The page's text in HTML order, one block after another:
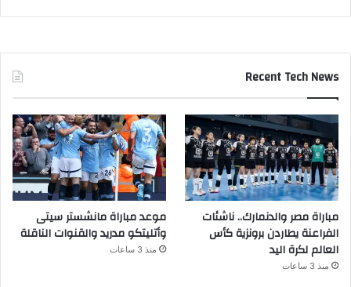
Recent Tech News
مباراة مصر والدنمارك.. ناشئات
الفراعنة يطاردن برونزية كأس
العالم لكرة اليد
منذ 3 ساعات
موعد مباراة مانشستر سيتى
وأتليتكو مدريد والقنوات الناقلة
منذ 3 ساعات